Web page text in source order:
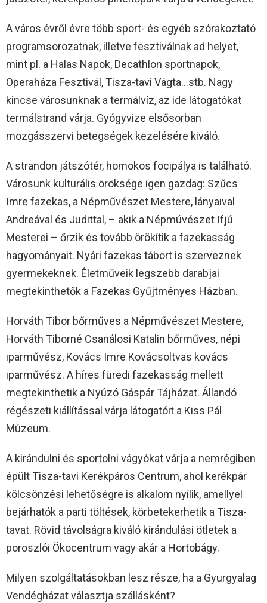
A város évről évre több sport- és egyéb szórakoztató
programsorozatnak, illetve fesztiválnak ad helyet,
mint pl. a Halas Napok, Decathlon sportnapok,
Operaháza Fesztivál, Tisza-tavi Vágta…stb. Nagy
kincse városunknak a termálvíz, az ide látogatókat
termálstrand várja. Gyógyvize elsősorban
mozgásszervi betegségek kezelésére kiváló.
A strandon játszótér, homokos focipálya is található.
Városunk kulturális öröksége igen gazdag: Szűcs
Imre fazekas, a Népművészet Mestere, lányaival
Andreával és Judittal, – akik a Népmúvészet Ifjú
Mesterei – őrzik és tovább örökítik a fazekasság
hagyományait. Nyári fazekas tábort is szerveznek
gyermekeknek. Életműveik legszebb darabjai
megtekinthetők a Fazekas Gyűjtményes Házban.
Horváth Tibor bőrműves a Népművészet Mestere,
Horváth Tiborné Csanálosi Katalin bőrműves, népi
iparművész, Kovács Imre Kovácsoltvas kovács
iparművész. A híres füredi fazekasság mellett
megtekinthetik a Nyúzó Gáspár Tájházat. Állandó
régészeti kiállítással várja látogatóit a Kiss Pál
Múzeum.
A kirándulni és sportolni vágyókat várja a nemrégiben
épült Tisza-tavi Kerékpáros Centrum, ahol kerékpár
kölcsönzési lehetőségre is alkalom nyílik, amellyel
bejárhatók a parti töltések, körbetekerhetik a Tisza-
tavat. Rövid távolságra kiváló kirándulási ötletek a
poroszlói Ökocentrum vagy akár a Hortobágy.
Milyen szolgáltatásokban lesz része, ha a Gyurgyalag
Vendégházat választja szállásként?